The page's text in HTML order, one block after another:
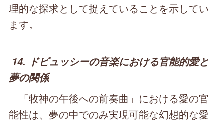
理的な探求として捉えていることを示してい
ます。
14. ドビュッシーの音楽における官能的愛と
夢の関係
「牧神の午後への前奏曲」における愛の官
能性は、夢の中でのみ実現可能な幻想的な愛